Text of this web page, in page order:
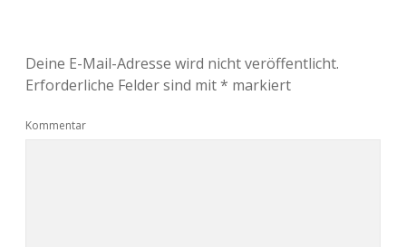
Deine E-Mail-Adresse wird nicht veröffentlicht.
Erforderliche Felder sind mit* markiert
Kommentar